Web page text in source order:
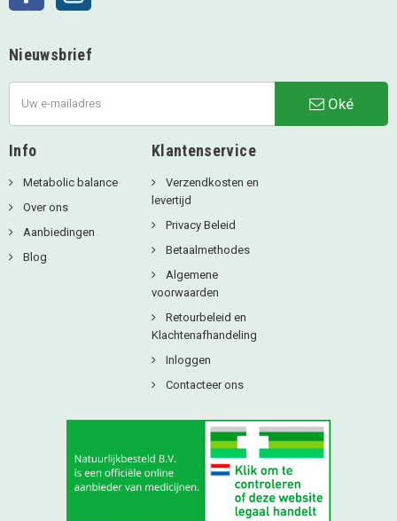
Nieuwsbrief
Oké
Info
Metabolic balance
Over ons
Aanbiedingen
Blog
Klantenservice
Verzendkosten en
levertijd
Privacy Beleid
Betaalmethodes
Algemene
voorwaarden
Retourbeleid en
Klachtenafhandeling
Inloggen
Contacteer ons